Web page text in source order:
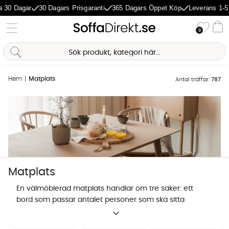
30 Dagars Prisgaranti 365 Dagars Öppet Köp Leverans 1-5 Dagar
0
Hem Matplats Antal träffar: 787
Matplats
En välmöblerad matplats handlar om tre saker: ett
bord som passar antalet personer som ska sitta
tillsammans och rummets storlek, stolar som är